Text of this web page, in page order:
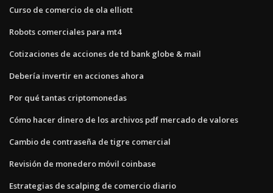
Curso de comercio de ola elliott
Robots comerciales para mt4
Cotizaciones de acciones de td bank globe & mail
Debería invertir en acciones ahora
Por qué tantas criptomonedas
Cómo hacer dinero de los archivos pdf mercado de valores
Cambio de contraseña de tigre comercial
Revisión de monedero móvil coinbase
Estrategias de scalping de comercio diario